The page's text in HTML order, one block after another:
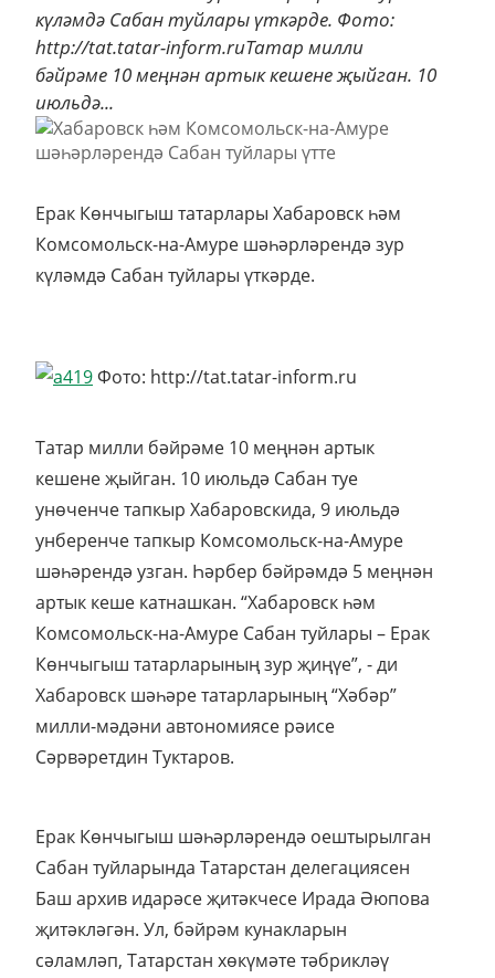
күләмдә Сабан туйлары үткәрде. Фото:
http://tat.tatar-inform.ruТатар милли
бәйрәме 10 меңнән артык кешене җыйган. 10
июльдә...
Ерак Көнчыгыш татарлары Хабаровск һәм
Комсомольск-на-Амуре шәһәрләрендә зур
күләмдә Сабан туйлары үткәрде.
Фото: http://tat.tatar-inform.ru
Татар милли бәйрәме 10 меңнән артык
кешене җыйган. 10 июльдә Сабан туе
унөченче тапкыр Хабаровскида, 9 июльдә
унберенче тапкыр Комсомольск-на-Амуре
шәһәрендә узган. Һәрбер бәйрәмдә 5 меңнән
артык кеше катнашкан. “Хабаровск һәм
Комсомольск-на-Амуре Сабан туйлары – Ерак
Көнчыгыш татарларының зур җиңүе”, - ди
Хабаровск шәһәре татарларының “Хәбәр”
милли-мәдәни автономиясе рәисе
Сәрвәретдин Туктаров.
Ерак Көнчыгыш шәһәрләрендә оештырылган
Сабан туйларында Татарстан делегациясен
Баш архив идарәсе җитәкчесе Ирада Әюпова
җитәкләгән. Ул, бәйрәм кунакларын
сәламләп, Татарстан хөкүмәте тәбрикләү